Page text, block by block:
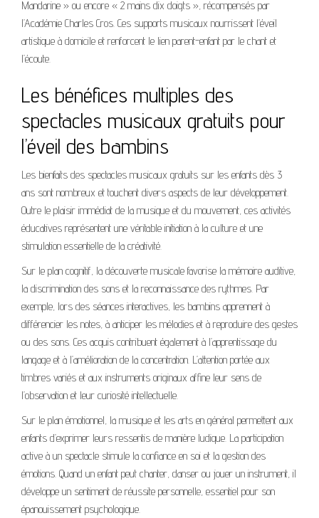
Mandarine » ou encore « 2 mains dix doigts », récompensés par
l’Académie Charles Cros. Ces supports musicaux nourrissent l’éveil
artistique à domicile et renforcent le lien parent-enfant par le chant et
l’écoute.
Les bénéfices multiples des
spectacles musicaux gratuits pour
l’éveil des bambins
Les bienfaits des spectacles musicaux gratuits sur les enfants dès 3
ans sont nombreux et touchent divers aspects de leur développement.
Outre le plaisir immédiat de la musique et du mouvement, ces activités
éducatives représentent une véritable initiation à la culture et une
stimulation essentielle de la créativité.
Sur le plan cognitif, la découverte musicale favorise la mémoire auditive,
la discrimination des sons et la reconnaissance des rythmes. Par
exemple, lors des séances interactives, les bambins apprennent à
différencier les notes, à anticiper les mélodies et à reproduire des gestes
ou des sons. Ces acquis contribuent également à l’apprentissage du
langage et à l’amélioration de la concentration. L’attention portée aux
timbres variés et aux instruments originaux affine leur sens de
l’observation et leur curiosité intellectuelle.
Sur le plan émotionnel, la musique et les arts en général permettent aux
enfants d’exprimer leurs ressentis de manière ludique. La participation
active à un spectacle stimule la confiance en soi et la gestion des
émotions. Quand un enfant peut chanter, danser ou jouer un instrument, il
développe un sentiment de réussite personnelle, essentiel pour son
épanouissement psychologique.